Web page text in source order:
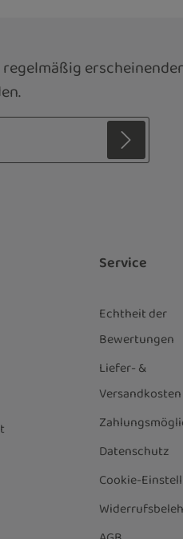
Service
Echtheit der
Bewertungen
Liefer- &
Versandkosten
Datenschutz
Cookie-